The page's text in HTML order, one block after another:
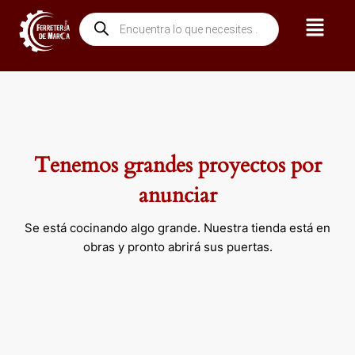
contenido
Búsqueda
de
productos
Menú
Tenemos grandes proyectos por
anunciar
Se está cocinando algo grande. Nuestra tienda está en
obras y pronto abrirá sus puertas.